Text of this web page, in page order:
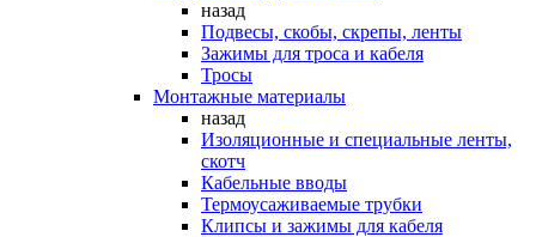
назад
Подвесы, скобы, скрепы, ленты
Зажимы для троса и кабеля
Тросы
Монтажные материалы
назад
Изоляционные и специальные ленты,
скотч
Кабельные вводы
Термоусаживаемые трубки
Клипсы и зажимы для кабеля